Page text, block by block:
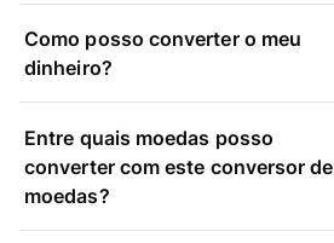
Como posso converter o meu
dinheiro?
Entre quais moedas posso
converter com este conversor de
moedas?